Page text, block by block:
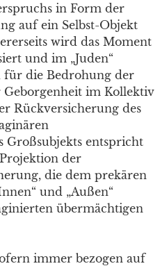
in Form der
auf ein Selbst-Objekt
wird das Moment
und im „Juden“
für die Bedrohung der
im Kollektiv
Rückversicherung des
Großsubjekts entspricht
der
die dem prekären
und „Außen“
übermächtigen
immer bezogen auf